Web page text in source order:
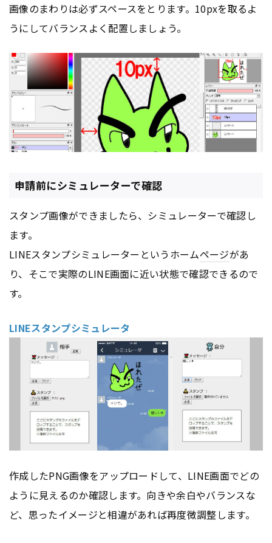
画像のまわりは必ずスペースをとります。10pxを取るよ
うにしてバランスよく配置しましょう。
申請前にシミュレーターで確認
スタンプ画像ができましたら、シミュレーターで確認し
ます。
LINEスタンプシミュレーターというホームページがあ
り、そこで実際のLINE画面に近い状態で確認できるので
す。
LINEスタンプシミュレータ
作成したPNG画像をアップロードして、LINE画面でどの
ように見えるのか確認します。向きや余白やバランスな
ど、思ったイメージと相違があれば再度微調整します。